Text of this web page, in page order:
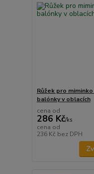
Růžek pro
balónky v oblacích
cena od
286 Kč/ks
cena od
236 Kč bez DPH